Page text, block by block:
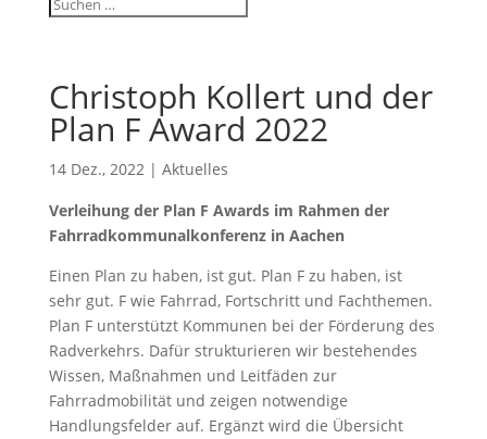
Christoph Kollert und der
Plan F Award 2022
14 Dez., 2022| Aktuelles
Verleihung der Plan F Awards im Rahmen der
Fahrradkommunalkonferenz in Aachen
Einen Plan zu haben, ist gut. Plan F zu haben, ist
sehr gut. F wie Fahrrad, Fortschritt und Fachthemen.
Plan F unterstützt Kommunen bei der Förderung des
Radverkehrs. Dafür strukturieren wir bestehendes
Wissen, Maßnahmen und Leitfäden zur
Fahrradmobilität und zeigen notwendige
Handlungsfelder auf. Ergänzt wird die Übersicht